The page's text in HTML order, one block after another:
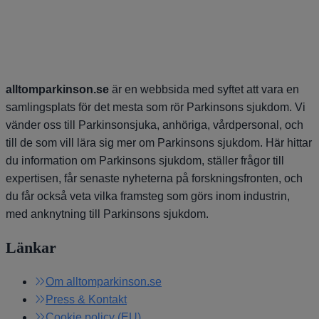
alltomparkinson.se är en webbsida med syftet att vara en
samlingsplats för det mesta som rör Parkinsons sjukdom. Vi
vänder oss till Parkinsonsjuka, anhöriga, vårdpersonal, och
till de som vill lära sig mer om Parkinsons sjukdom. Här hittar
du information om Parkinsons sjukdom, ställer frågor till
expertisen, får senaste nyheterna på forskningsfronten, och
du får också veta vilka framsteg som görs inom industrin,
med anknytning till Parkinsons sjukdom.
Länkar
Om alltomparkinson.se
Press & Kontakt